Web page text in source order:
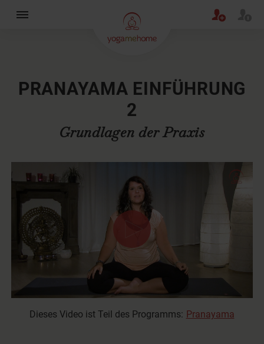
PRANAYAMA EINFÜHRUNG
2
Grundlagen der Praxis
secondsDieses Video ist Teil des Programms: Pranayama